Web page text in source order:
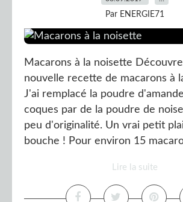
Par ENERGIE71
Macarons à la noisette
nouvelle recette de macarons à
J'ai remplacé la poudre
coques par de la poudre de
peu d'originalité. Un vrai petit
bouche ! Pour environ 15
Lire la suite